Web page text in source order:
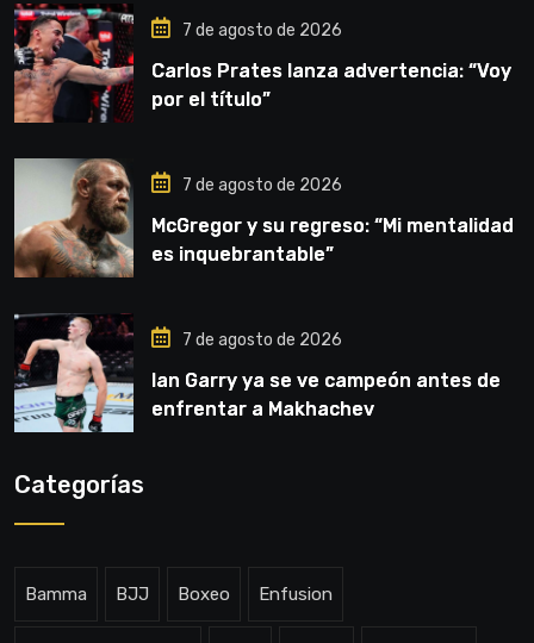
7 de agosto de 2026
Carlos Prates lanza advertencia: “Voy
por el título”
7 de agosto de 2026
McGregor y su regreso: “Mi mentalidad
es inquebrantable”
7 de agosto de 2026
Ian Garry ya se ve campeón antes de
enfrentar a Makhachev
Categorías
Bamma BJJ Boxeo Enfusion